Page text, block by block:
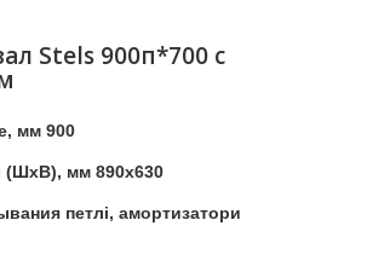
Stels 900п*700 с
мм 900
(ШхВ), мм 890х630
петлі, амортизатори